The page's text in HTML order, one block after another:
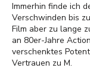
Immerhin finde ich
Verschwinden bis
Film aber zu lange
an 80er-Jahre
verschenktes
Vertrauen zu M.